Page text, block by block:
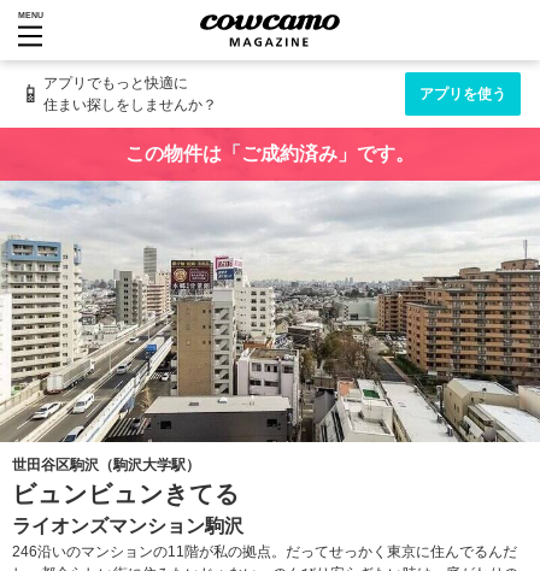
MENU
📱 アプリでもっと快適に
住まい探しをしませんか？
アプリを使う
この物件は「ご成約済み」です。
世田谷区駒沢（駒沢大学駅）
ビュンビュンきてる
ライオンズマンション駒沢
246沿いのマンションの11階が私の拠点。だってせっかく東京に住んでるんだ